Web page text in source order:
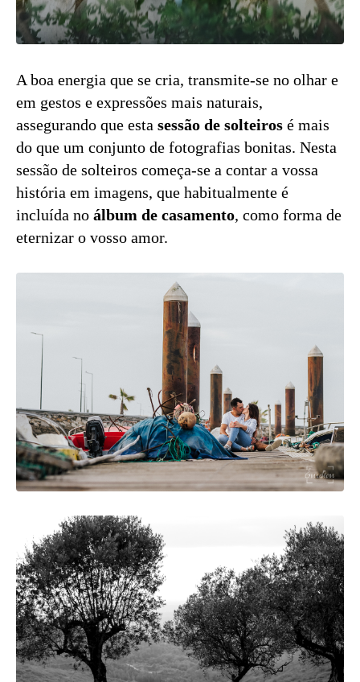
A boa energia que se cria, transmite-se no olhar e
em gestos e expressões mais naturais,
assegurando que esta sessão de solteiros é mais
do que um conjunto de fotografias bonitas. Nesta
sessão de solteiros começa-se a contar a vossa
história em imagens, que habitualmente é
incluída no álbum de casamento, como forma de
eternizar o vosso amor.